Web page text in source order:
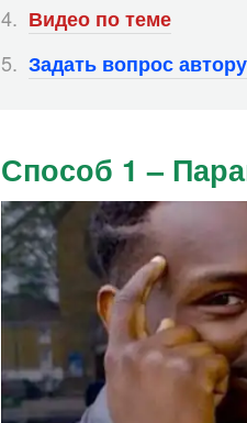
Видео по теме
Задать вопрос
Способ 1 –